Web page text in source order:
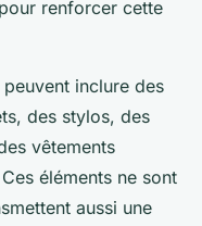
renforcer cette
inclure des
des stylos, des
vêtements
éléments ne sont
aussi une